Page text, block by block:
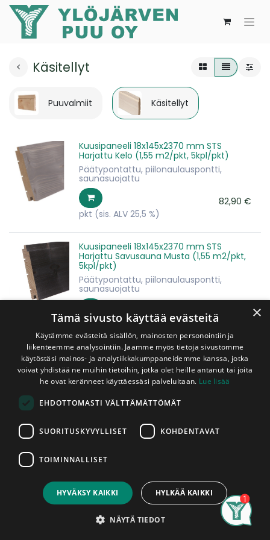
Account
Käsitellyt
Puuvalmiit Käsitellyt
Kuusipaneeli 18x145x2370 mm STS
Harjattu Kelo (1,55 m2/pkt, 5kpl/pkt)
Päätypontattu, piilonaulauspontti,
saunasuojattu
82,90 €
pkt (sis. ALV 25,5 %)
Kuusipaneeli 18x145x2370 mm STS
Harjattu Savusauna Musta (1,55 m2/pkt,
5kpl/pkt)
Päätypontattu, piilonaulauspontti,
saunasuojattu
pkt(sis. ALV 25,5 %)
Kuusipaneeli 18x145x2370 mm STS
Harjattu Valkoinen (1,55 m2/pkt,
5kpl/pkt)
saunasuojattu
pkt(sis. ALV 25,5 %)
Päätypontattu, piilonaulauspontti,
saunasuojattu
82,90€
×
Tämä sivusto käyttää evästeitä
Käytämme evästeitä sisällön, mainosten personointiin ja
liikenteemme analysointiin. Jaamme myös tietoja sivustomme
käytöstäsi mainos- ja analytiikkakumppaneidemme kanssa, jotka
voivat yhdistää ne muihin tietoihin, jotka olet heille antanut tai joita
he ovat keränneet käyttäessäsi palveluitaan. Lue lisää
EHDOTTOMASTI VÄLTTÄMÄTTÖMÄT
SUORITUSKYVYLLISET KOHDENTAVAT
TOIMINNALLISET
HYVÄKSY KAIKKI HYLKÄÄ KAIKKI
NÄYTÄ TIEDOT